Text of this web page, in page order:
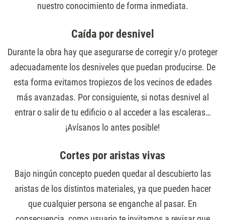
nuestro conocimiento de forma inmediata.
Caída por desnivel
Durante la obra hay que asegurarse de corregir y/o proteger
adecuadamente los desniveles que puedan producirse. De
esta forma evitamos tropiezos de los vecinos de edades
más avanzadas. Por consiguiente, si notas desnivel al
entrar o salir de tu edificio o al acceder a las escaleras…
¡Avísanos lo antes posible!
Cortes por aristas vivas
Bajo ningún concepto pueden quedar al descubierto las
aristas de los distintos materiales, ya que pueden hacer
que cualquier persona se enganche al pasar. En